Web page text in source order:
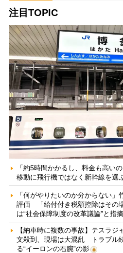
注目TOPIC
「約5時間かかるし、料金も高い
移動に飛行機ではなく新幹線を選
「何がやりたいのか分からない
評価 「給付付き税額控除はその
は“社会保障制度の改革議論”と指摘
【納車時に複数の事故】テスラジ
文殺到、現場は大混乱 トラブル
る“イーロンの右腕”の影